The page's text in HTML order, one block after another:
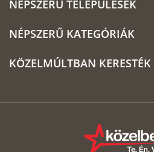
NÉPSZERŰ TELEPÜLÉSEK
NÉPSZERŰ KATEGÓRIÁK
KÖZELMÚLTBAN KERESTÉK